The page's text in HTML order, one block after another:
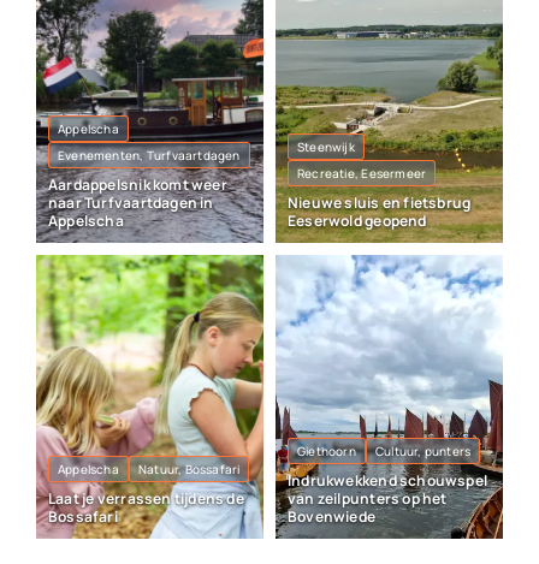
Appelscha
Evenementen, Turfvaartdagen
Aardappelsnik komt weer
naar Turfvaartdagen in
Appelscha
Steenwijk
Recreatie, Eesermeer
Nieuwe sluis en fietsbrug
Eeserwold geopend
Appelscha Natuur, Bossafari
Laat je verrassen tijdens de
Bossafari
Giethoorn Cultuur, punters
Indrukwekkend schouwspel
van zeilpunters op het
Bovenwiede